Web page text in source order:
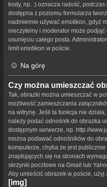
kody, np. :) oznacza radość,
dostępna z poziomu formularza
nadmiernie używać emotikon, gdyż
nieczytelny i moderator może
usunięciu całego posta.
limit emotikon w poście.
Na górę
Czy można umieszczać
Tak, obrazki można umieszczać w
możliwość zamieszczania
na witrynę. Jeśli ta funkcja nie
należy podać odnośnik do obrazka
dostępnym serwerze, np. http://
można podawać odnośników do
komputerze, chyba że jest
znajdujących się na stronach
skrzynki pocztowe na Gmail lub
Aby umieścić obrazek w poście, użyj
[img]